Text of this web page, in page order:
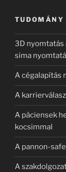
TUDOMÁNY
3D nyomtatás
sima
A cégalapítás
A
A páciensek
kocsimmal
A pannon-
A